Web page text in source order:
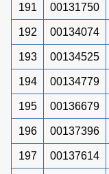
191 00131750
192 00134074
193 00134525
194 00134779
195 00136679
196 00137396
197 00137614